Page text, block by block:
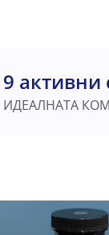
9 активни
ИДЕАЛНАТА